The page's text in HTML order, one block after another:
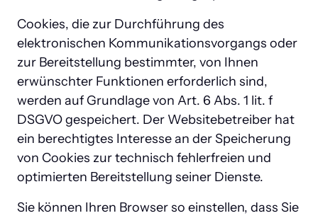
Cookies, die zur Durchführung des
elektronischen Kommunikationsvorgangs oder
zur Bereitstellung bestimmter, von Ihnen
erwünschter Funktionen erforderlich sind,
werden auf Grundlage von Art. 6 Abs. 1 lit. f
DSGVO gespeichert. Der Websitebetreiber hat
ein berechtigtes Interesse an der Speicherung
von Cookies zur technisch fehlerfreien und
optimierten Bereitstellung seiner Dienste.
Sie können Ihren Browser so einstellen, dass Sie